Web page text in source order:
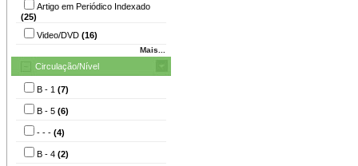
Artigo em Periódico Indexado
(25)
Video/DVD (16)
Mais...
Circulação/Nível
B - 1 (7)
B - 5 (6)
- - - (4)
B - 4 (2)